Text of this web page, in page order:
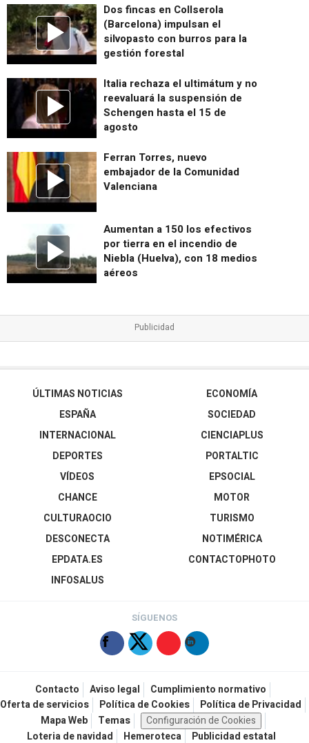
Dos fincas en Collserola
(Barcelona) impulsan el
silvopasto con burros para la
gestión forestal
Italia rechaza el ultimátum y no
reevaluará la suspensión de
Schengen hasta el 15 de
agosto
Ferran Torres, nuevo
embajador de la Comunidad
Valenciana
Aumentan a 150 los efectivos
por tierra en el incendio de
Niebla (Huelva), con 18 medios
aéreos
ÚLTIMAS NOTICIAS
ESPAÑA
INTERNACIONAL
DEPORTES
VÍDEOS
ECONOMÍA
SOCIEDAD
CIENCIAPLUS
PORTALTIC
EPSOCIAL
CHANCE
CULTURAOCIO
DESCONECTA
EPDATA.ES
INFOSALUS
MOTOR
TURISMO
NOTIMÉRICA
CONTACTOPHOTO
SÍGUENOS
Contacto Aviso legal
Cumplimiento normativo
Oferta de servicios
Política de Cookies
Política de Privacidad
Mapa Web
Temas
Configuración de Cookies
Loteria de navidad
Hemeroteca Publicidad estatal